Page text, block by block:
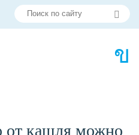
от кашля можно